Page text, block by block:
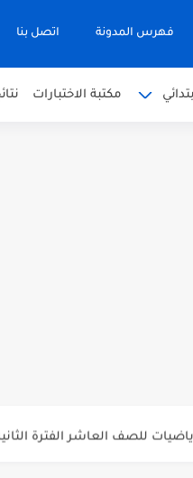
فهرس المدونة اتصل بنا
مكتبة الاختبارات
للصف العاشر الفترة